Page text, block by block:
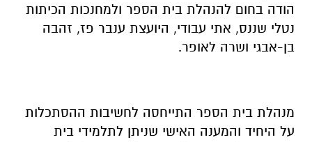
הודה בחום להנהלת בית הספר ולמחנכות הכיתות
נטלי שננס, אתי עבודי, היועצת ענבר פז, זהבה
בן-אבגי ושרה לאופר.
מנהלת בית הספר התייחסה לחשיבות ההסתכלות
על היחיד והמענה האישי שניתן לתלמידי בית